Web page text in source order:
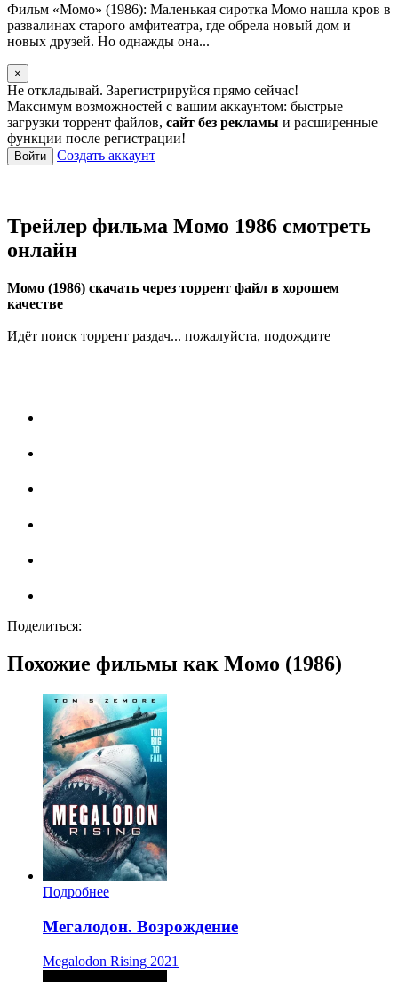
Фильм «Момо» (1986): Маленькая сиротка Момо нашла кров в
развалинах старого амфитеатра, где обрела новый дом и
новых друзей. Но однажды она...
×
Не откладывай. Зарегистрируйся прямо сейчас!
Максимум возможностей с вашим аккаунтом: быстрые
загрузки торрент файлов, сайт без рекламы и расширенные
функции после регистрации!
Войти Создать аккаунт
Трейлер фильма Момо 1986 смотреть
онлайн
Момо (1986) скачать через торрент файл в хорошем
качестве
Идёт поиск торрент раздач... пожалуйста, подождите
Поделиться:
Похожие фильмы как Момо (1986)
Подробнее
Мегалодон. Возрождение
Megalodon Rising 2021